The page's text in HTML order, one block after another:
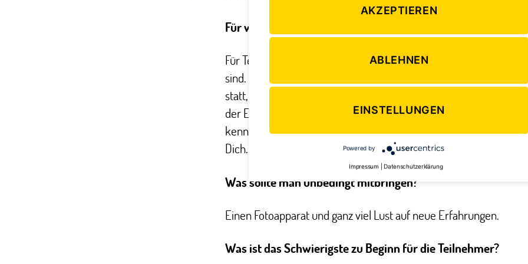
Für wen ist das Programm das Richtige und warum?
Für Teilnehmer, die auf der Suche nach der etwas anderen
sind. Das Spanischlernen findet nicht in einer typischen
statt, sondern „on the go“ während der Rundreise. Wenn Du also
der Erweiterung Deiner Sprachkenntnisse auch das „typische“
kennenlernen möchtest, ist der„Travelling Classroom“das
Dich.
Was sollte man unbedingt mitbringen?
Einen Fotoapparat und ganz viel Lust auf neue Erfahrungen.
Was ist das Schwierigste zu Beginn für die Teilnehmer?
AKZEPTIEREN
ABLEHNEN
EINSTELLUNGEN
Powered by
Impressum Datenschutzerklärung